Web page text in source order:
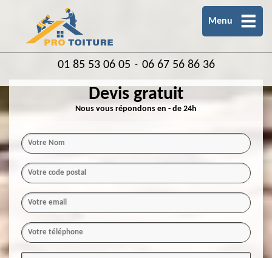
Menu
01 85 53 06 05 - 06 67 56 86 36
Devis gratuit
Nous vous répondons en - de 24h